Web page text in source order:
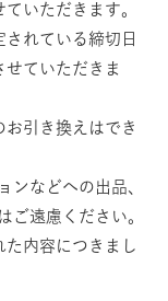
いただきます。
れている締切日
せていただきま
引き換えはでき
などへの出品、
ご遠慮ください。
内容につきまし